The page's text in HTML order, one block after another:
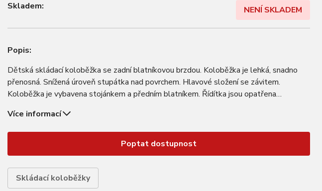
Skladem: NENÍ SKLADEM
Popis:
Dětská skládací koloběžka se zadní blatníkovou brzdou. Koloběžka je lehká, snadno
přenosná. Snížená úroveň stupátka nad povrchem. Hlavové složení se závitem.
Koloběžka je vybavena stojánkem a předním blatníkem. Řídítka jsou opatřena
Více informací
Poptat dostupnost
Skládací koloběžky